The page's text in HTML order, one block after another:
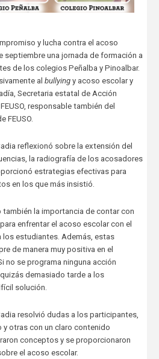
y lucha contra el acoso
septiembre una jornada de formación a
de los colegios Peñalba y Pinoalbar.
al bullyingy acoso escolar y
Secretaria estatal de Acción
responsable también del
FEUSO.
reflexionó sobre la extensión del
la radiografía de los acosadores
estrategias efectivas para
en los que más insistió.
también la importancia de contar con
enfrentar el acoso escolar con el
estudiantes. Además, estas
de manera muy positiva en el
no se programa ninguna acción
demasiado tarde a los
solución.
resolvió dudas a los participantes,
y otras con un claro contenido
conceptos y se proporcionaron
el acoso escolar.